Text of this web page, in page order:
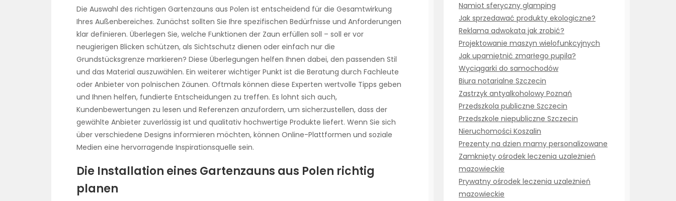
Die Auswahl des richtigen Gartenzauns aus Polen ist entscheidend für die Gesamtwirkung
Ihres Außenbereiches. Zunächst sollten Sie Ihre spezifischen Bedürfnisse und Anforderungen
klar definieren. Überlegen Sie, welche Funktionen der Zaun erfüllen soll – soll er vor
neugierigen Blicken schützen, als Sichtschutz dienen oder einfach nur die
Grundstücksgrenze markieren? Diese Überlegungen helfen Ihnen dabei, den passenden Stil
und das Material auszuwählen. Ein weiterer wichtiger Punkt ist die Beratung durch Fachleute
oder Anbieter von polnischen Zäunen. Oftmals können diese Experten wertvolle Tipps geben
und Ihnen helfen, fundierte Entscheidungen zu treffen. Es lohnt sich auch,
Kundenbewertungen zu lesen und Referenzen anzufordern, um sicherzustellen, dass der
gewählte Anbieter zuverlässig ist und qualitativ hochwertige Produkte liefert. Wenn Sie sich
über verschiedene Designs informieren möchten, können Online-Plattformen und soziale
Medien eine hervorragende Inspirationsquelle sein.
Die Installation eines Gartenzauns aus Polen richtig
planen
Namiot sferyczny glamping
Jak sprzedawać produkty ekologiczne?
Reklama adwokata jak zrobić?
Projektowanie maszyn wielofunkcyjnych
Jak upamiętnić zmarłego pupila?
Wyciągarki do samochodów
Biura notarialne Szczecin
Zastrzyk antyalkoholowy Poznań
Przedszkola publiczne Szczecin
Przedszkole niepubliczne Szczecin
Nieruchomości Koszalin
Prezenty na dzien mamy personalizowane
Zamknięty ośrodek leczenia uzależnień
mazowieckie
Prywatny ośrodek leczenia uzależnień
mazowieckie